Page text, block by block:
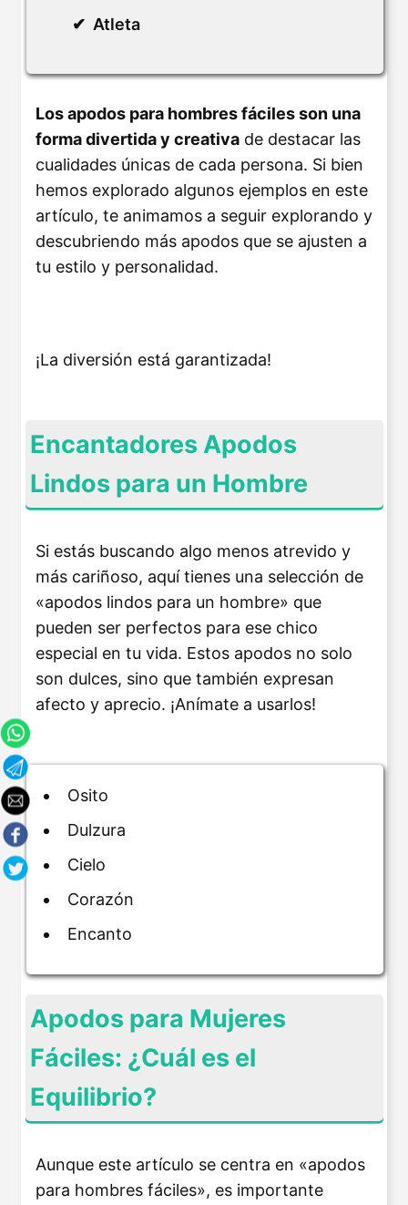
Atleta
Los apodos para hombres fáciles son una
forma divertida y creativa de destacar las
cualidades únicas de cada persona. Si bien
hemos explorado algunos ejemplos en este
artículo, te animamos a seguir explorando y
descubriendo más apodos que se ajusten a
tu estilo y personalidad.
¡La diversión está garantizada!
Encantadores Apodos
Lindos para un Hombre
Si estás buscando algo menos atrevido y
más cariñoso, aquí tienes una selección de
«apodos lindos para un hombre» que
pueden ser perfectos para ese chico
especial en tu vida. Estos apodos no solo
son dulces, sino que también expresan
afecto y aprecio. ¡Anímate a usarlos!
Osito
Dulzura
Cielo
Corazón
Encanto
Apodos para Mujeres
Fáciles: ¿Cuál es el
Equilibrio?
Aunque este artículo se centra en «apodos
para hombres fáciles», es importante